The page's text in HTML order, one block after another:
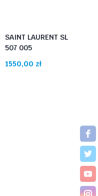
SAINT LAURENT SL
507 005
1550,00 zł